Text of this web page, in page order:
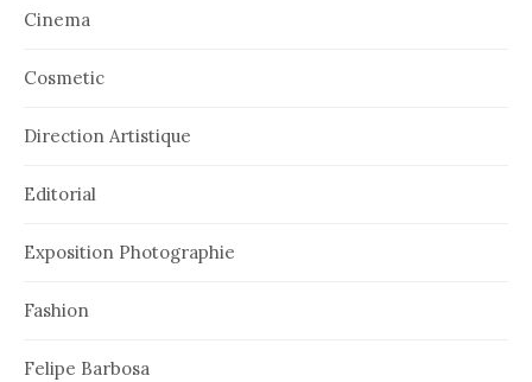
Cinema
Cosmetic
Direction Artistique
Editorial
Exposition Photographie
Fashion
Felipe Barbosa